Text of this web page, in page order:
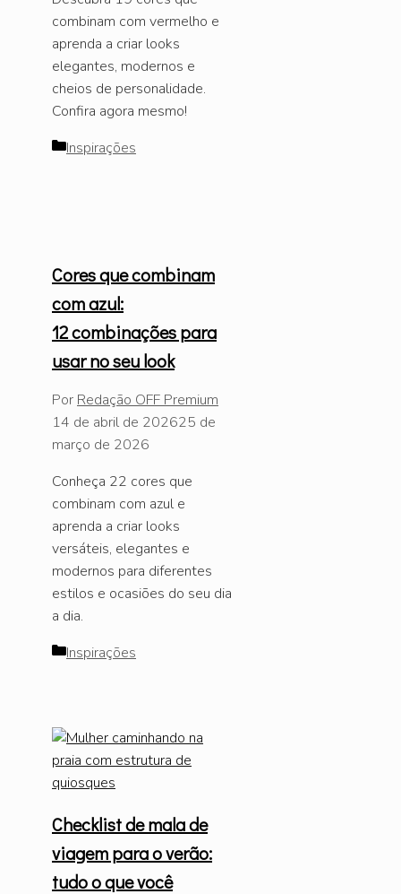
combinam com vermelho e
aprenda a criar looks
elegantes, modernos e
cheios de personalidade.
Confira agora mesmo!
Categorias
Inspirações
Cores que combinam
com azul:
12 combinações para
usar no seu look
Por Redação OFF Premium
14 de abril de 202625 de
março de 2026
Conheça 22 cores que
combinam com azul e
aprenda a criar looks
versáteis, elegantes e
modernos para diferentes
estilos e ocasiões do seu dia
a dia.
Categorias
Inspirações
Checklist de mala de
viagem para o verão:
tudo o que você